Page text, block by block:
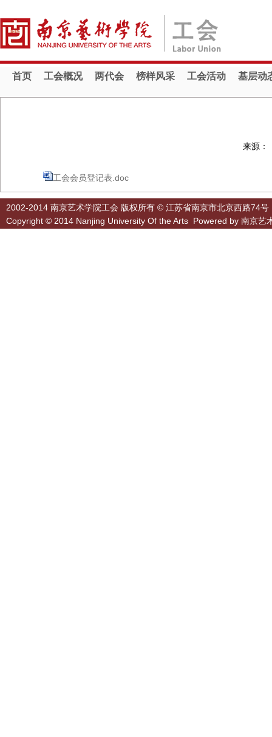
首页 工会概况 两代会 榜样风采 工会活动 基层动
来源
工会会员登记表.doc
2002-2014 南京艺术学院工会 版权所有 © 江苏省南京市北京西路74号
Copyright © 2014 Nanjing University Of the Arts Powered by 南京艺